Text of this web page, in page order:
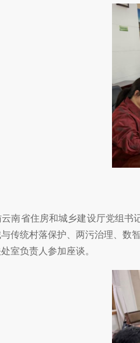
省住房和城乡建设厅党组书记
传统村落保护、两污治理、数
室负责人参加座谈。